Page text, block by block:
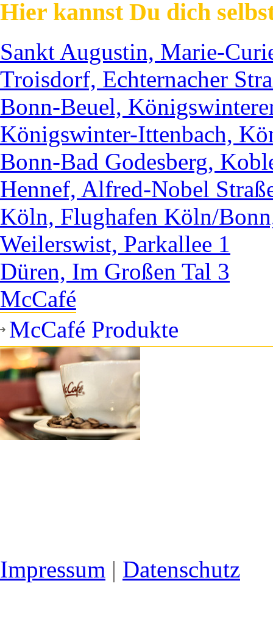
Hier kannst Du dich
Sankt Augustin, Marie-
Troisdorf, Echternacher
Bonn-Beuel,
Königswinter-Ittenbach,
Bonn-Bad Godesberg,
Hennef, Alfred-Nobel
Köln, Flughafen Köln/
Weilerswist, Parkallee 1
Düren, Im Großen Tal 3
McCafé
McCafé Produkte
Impressum | Datenschutz